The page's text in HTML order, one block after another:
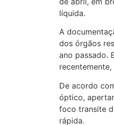
líquida.
A
dos órgãos
ano passado.
De acordo
óptico,
foco transite
rápida.